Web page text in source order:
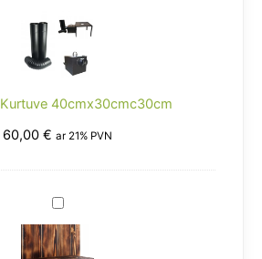
Kurtuve 40cmx30cmc30cm
60,00 € ar 21% PVN
Sāna
Plaukts